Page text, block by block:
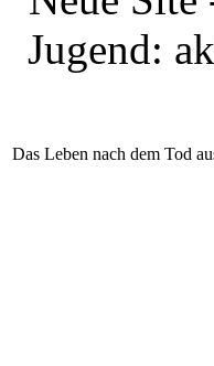
Jugend:
Das Leben nach dem Tod